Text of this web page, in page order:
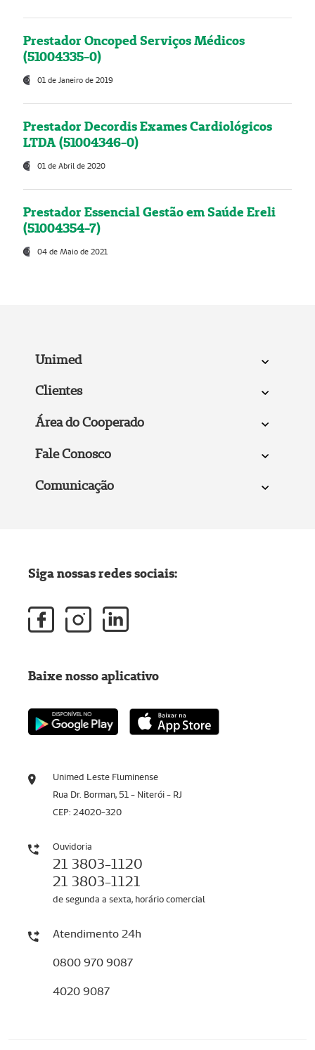
Prestador Oncoped Serviços Médicos
(51004335-0)
01 de Janeiro de 2019
Prestador Decordis Exames Cardiológicos
LTDA (51004346-0)
01 de Abril de 2020
Prestador Essencial Gestão em Saúde Ereli
(51004354-7)
04 de Maio de 2021
Unimed
Clientes
Área do Cooperado
Fale Conosco
Comunicação
Unimed Leste Fluminense
Rua Dr. Borman, 51 - Niterói - RJ
CEP: 24020-320
Ouvidoria
21 3803-1120
21 3803-1121
de segunda a sexta, horário comercial
Atendimento 24h
0800 970 9087
4020 9087
Siga nossas redes sociais:
Baixe nosso aplicativo